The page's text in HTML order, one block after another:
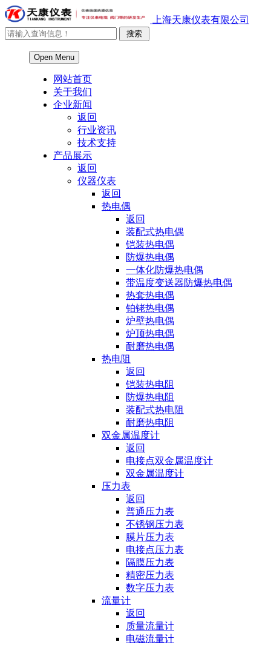
上海天康仪表有限公司
Open Menu
网站首页
关于我们
企业新闻
返回
行业资讯
技术支持
产品展示
返回
仪器仪表
返回
热电偶
返回
装配式热电偶
铠装热电偶
防爆热电偶
一体化防爆热电偶
带温度变送器防爆热电偶
热套热电偶
铂铑热电偶
炉壁热电偶
炉顶热电偶
耐磨热电偶
热电阻
返回
铠装热电阻
防爆热电阻
装配式热电阻
耐磨热电阻
双金属温度计
返回
电接点双金属温度计
双金属温度计
压力表
返回
普通压力表
不锈钢压力表
膜片压力表
电接点压力表
隔膜压力表
精密压力表
数字压力表
流量计
返回
质量流量计
电磁流量计